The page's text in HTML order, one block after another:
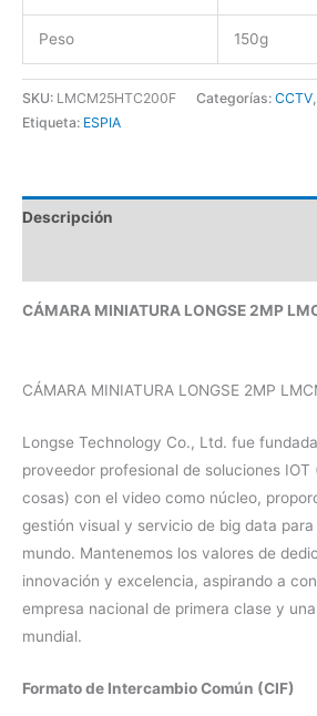
Peso 150g
SKU: LMCM25HTC200F Categorías: CCTV,
Etiqueta: ESPIA
Descripción
CÁMARA MINIATURA LONGSE 2MP
CÁMARA MINIATURA LONGSE 2MP
Longse Technology Co., Ltd. fue
proveedor profesional de soluciones
cosas) con el video como núcleo,
gestión visual y servicio de big data para
mundo. Mantenemos los valores de
innovación y excelencia, aspirando a
empresa nacional de primera clase y
mundial.
Formato de Intercambio Común (CIF)